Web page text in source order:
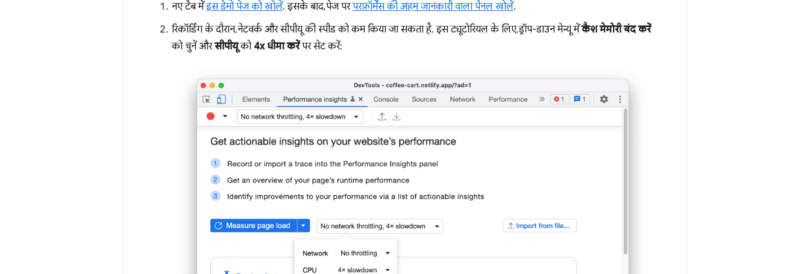
नए टैब मेंइस डेमो पेज को खोलें. इसके बाद, पेज परपरफ़ॉर्मेंस की अहम जानकारी वाला पैनल खोलें.
रिकॉर्डिंग के दौरान, नेटवर्क और सीपीयू की स्पीड को कम किया जा सकता है. इस ट्यूटोरियल के लिए, ड्रॉप-डाउन मेन्यू मेंकैश मेमोरी बंद करें
को चुनें औरसीपीयूको 4x धीमा करेंपर सेट करें: